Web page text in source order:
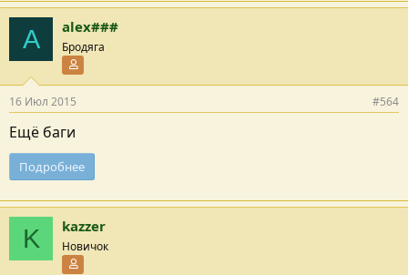
A alex###
Бродяга
16 Июл 2015 #564
Ещё баги
Подробнее
K kazzer
Новичок